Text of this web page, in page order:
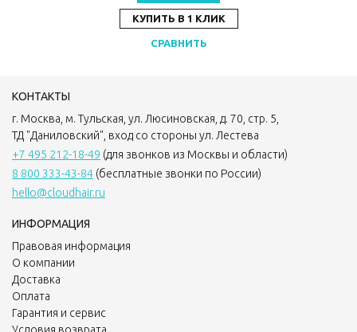
КУПИТЬ В 1 КЛИК
СРАВНИТЬ
КОНТАКТЫ
г. Москва, м. Тульская, ул. Люсиновская, д. 70, стр. 5,
ТД "Даниловский", вход со стороны ул. Лестева
+7 495 212-18-49 (для звонков из Москвы и области)
8 800 333-43-84 (бесплатные звонки по России)
hello@cloudhair.ru
ИНФОРМАЦИЯ
Правовая информация
О компании
Доставка
Оплата
Гарантия и сервис